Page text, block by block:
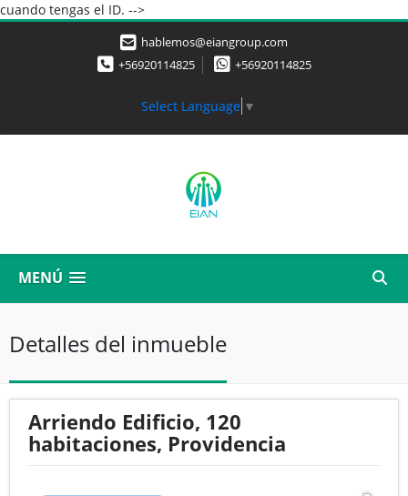
cuando tengas el ID. -->
hablemos@eiangroup.com
+56920114825
+56920114825
Select Language ▼
MENÚ
Detalles del inmueble
Arriendo Edificio, 120
habitaciones, Providencia